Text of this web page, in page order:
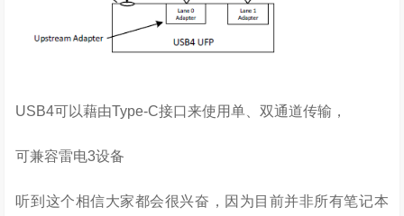
USB4可以藉由Type-C接口来使用单、双通道传输，
可兼容雷电3设备
听到这个相信大家都会很兴奋，因为目前并非所有笔记本